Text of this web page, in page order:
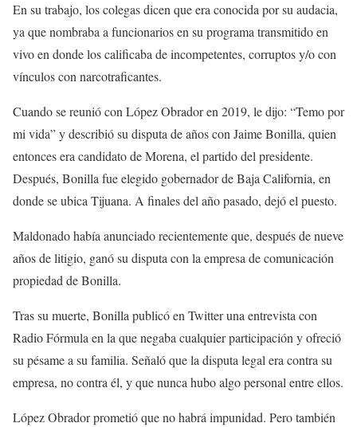
En su trabajo, los colegas dicen que era conocida por su audacia,
ya que nombraba a funcionarios en su programa transmitido en
vivo en donde los calificaba de incompetentes, corruptos y/o con
vínculos con narcotraficantes.
Cuando se reunió con López Obrador en 2019, le dijo: “Temo por
mi vida” y describió su disputa de años con Jaime Bonilla, quien
entonces era candidato de Morena, el partido del presidente.
Después, Bonilla fue elegido gobernador de Baja California, en
donde se ubica Tijuana. A finales del año pasado, dejó el puesto.
Maldonado había anunciado recientemente que, después de nueve
años de litigio, ganó su disputa con la empresa de comunicación
propiedad de Bonilla.
Tras su muerte, Bonilla publicó en Twitter una entrevista con
Radio Fórmula en la que negaba cualquier participación y ofreció
su pésame a su familia. Señaló que la disputa legal era contra su
empresa, no contra él, y que nunca hubo algo personal entre ellos.
López Obrador prometió que no habrá impunidad. Pero también